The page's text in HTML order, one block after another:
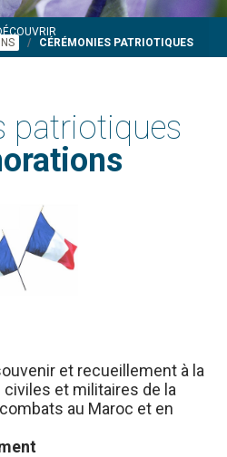
CÉRÉMONIES PATRIOTIQUES
patriotiques
et recueillement à la
et militaires de la
au Maroc et en